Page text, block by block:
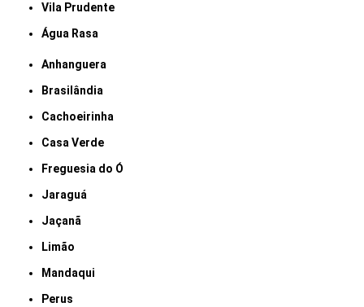
Vila Prudente
Água Rasa
Anhanguera
Brasilândia
Cachoeirinha
Casa Verde
Freguesia do Ó
Jaraguá
Jaçanã
Limão
Mandaqui
Perus